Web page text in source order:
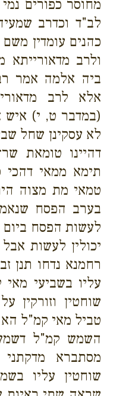
מחוסר כפורים
לב"ד וכדרב
כהנים עומדין
ולרב מדאורייתא
ביה אלמה אמר
אלא לרב
(במדבר ט, י) איש
לא עסקינן שחל
דהיינו טומאת
תימא ממאי
טמאי מת מצוה
בערב הפסח
לעשות הפסח ביום
יכולין לעשות
רחמנא נדחו תנן
עליו בשביעי
שוחטין
טביל מאי קמ"ל
השמש קמ"ל
מסתברא
שוחטין עליו